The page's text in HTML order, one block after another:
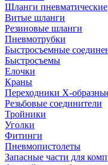
Шланги пневматические
Витые шланги
Резиновые шланги
Пневмотрубки
Быстросъемные
Быстросъемы
Елочки
Краны
Переходники Х-
Резьбовые соединители
Тройники
Уголки
Фитинги
Пневмопистолеты
Запасные части для